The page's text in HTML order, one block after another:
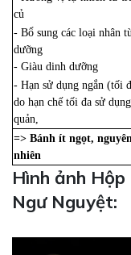
củ
- Bổ sung các loại nhân
dưỡng
- Giàu dinh dưỡng
- Hạn sử dụng ngắn (tối
do hạn chế tối đa sử
quản,
=> Bánh ít ngọt,
nhiên
Hình ảnh
Ngư Nguyệt: